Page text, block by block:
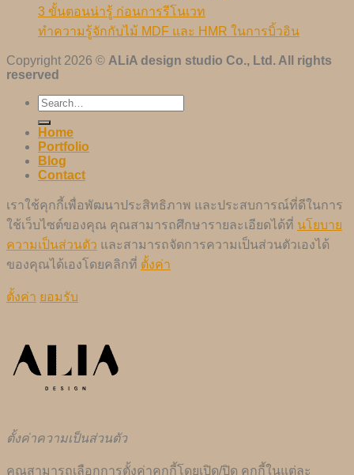
3 ขั้นตอนน่ารู้ ก่อนการรีโนเวท
ทำความรู้จักกับไม้ MDF และ HMR ในการบิ้วอิน
Copyright 2026 © ALiA design studio Co., Ltd. All rights
reserved
Home
Portfolio
Blog
Contact
เราใช้คุกกี้เพื่อพัฒนาประสิทธิภาพ และประสบการณ์ที่ดีในการ
ใช้เว็บไซต์ของคุณ คุณสามารถศึกษารายละเอียดได้ที่ นโยบาย
ความเป็นส่วนตัว และสามารถจัดการความเป็นส่วนตัวเองได้
ของคุณได้เองโดยคลิกที่ ตั้งค่า
ตั้งค่า ยอมรับ
ตั้งค่าความเป็นส่วนตัว
คุณสามารถเลือกการตั้งค่าคุกกี้โดยเปิด/ปิด คุกกี้ในแต่ละ